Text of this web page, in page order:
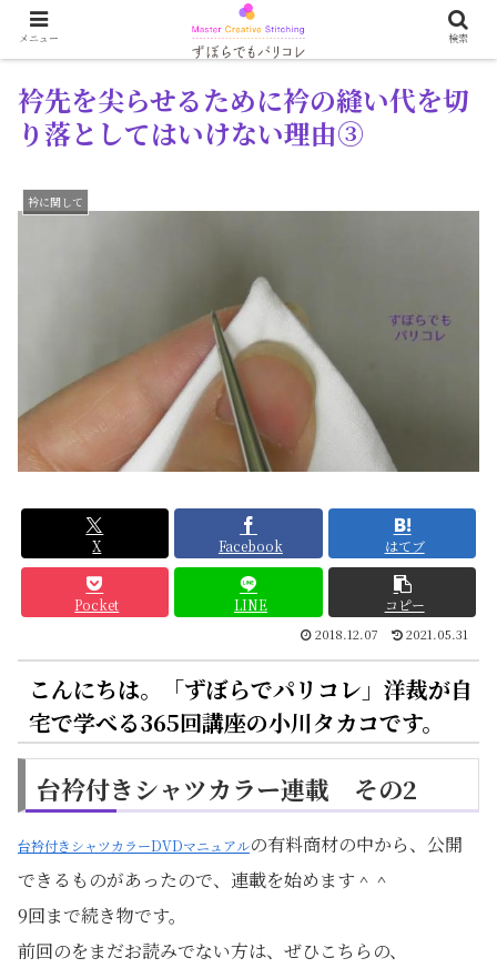
衿先を尖らせるために衿の縫い代を切
り落としてはいけない理由③
衿に関して
X Facebook はてブ
Pocket LINE コピー
2018.12.07 2021.05.31
こんにちは。「ずぼらでパリコレ」洋裁が自
宅で学べる365回講座の小川タカコです。
台衿付きシャツカラー連載 その2
台衿付きシャツカラーDVDマニュアルの有料商材の中から、公開
できるものがあったので、連載を始めます＾＾
9回まで続き物です。
前回のをまだお読みでない方は、ぜひこちらの、
メニュー 検索